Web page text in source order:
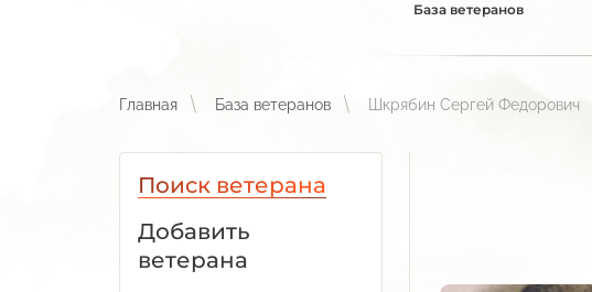
База ветеранов
Главная База ветеранов Шкрябин Сергей Федорович
Поиск ветерана
Добавить
ветерана